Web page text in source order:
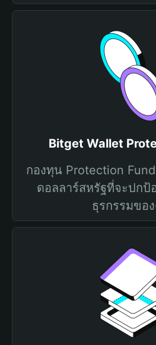
Bitget Wallet
กองทุน Protection
ดอลลาร์สหรัฐที่จะปกป้
ธุรกรรมขอ